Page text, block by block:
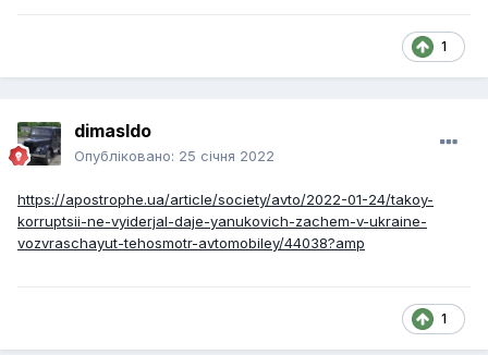
1
dimasldo
Опубліковано: 25 січня 2022
https://apostrophe.ua/article/society/avto/2022-01-24/takoy-
korruptsii-ne-vyiderjal-daje-yanukovich-zachem-v-ukraine-
vozvraschayut-tehosmotr-avtomobiley/44038?amp
1